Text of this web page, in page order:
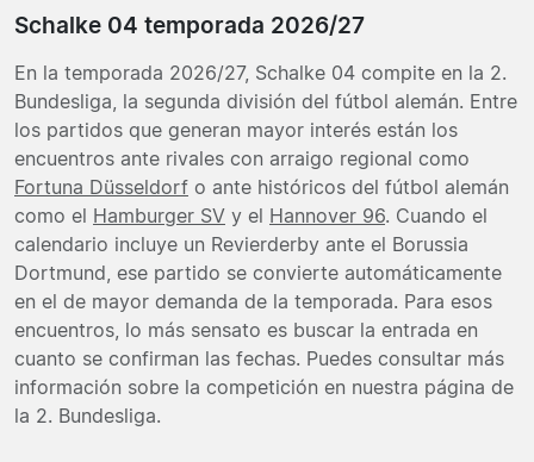
Schalke 04 temporada 2026/27
En la temporada 2026/27, Schalke 04 compite en la 2.
Bundesliga, la segunda división del fútbol alemán. Entre
los partidos que generan mayor interés están los
encuentros ante rivales con arraigo regional como
Fortuna Düsseldorf o ante históricos del fútbol alemán
como el Hamburger SV y el Hannover 96. Cuando el
calendario incluye un Revierderby ante el Borussia
Dortmund, ese partido se convierte automáticamente
en el de mayor demanda de la temporada. Para esos
encuentros, lo más sensato es buscar la entrada en
cuanto se confirman las fechas. Puedes consultar más
información sobre la competición en nuestra página de
la 2. Bundesliga.